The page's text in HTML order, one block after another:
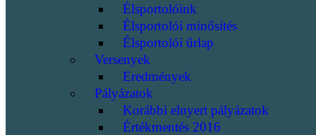
Élsportolóink
Élsportolói minősítés
Élsportolói űrlap
Versenyek
Eredmények
Pályázatok
Korábbi elnyert pályázatok
Értékmentés 2016